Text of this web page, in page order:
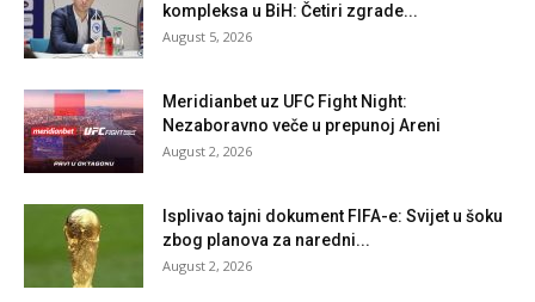
kompleksa u BiH: Četiri zgrade...
August 5, 2026
Meridianbet uz UFC Fight Night:
Nezaboravno veče u prepunoj Areni
August 2, 2026
Isplivao tajni dokument FIFA-e: Svijet u šoku
zbog planova za naredni...
August 2, 2026